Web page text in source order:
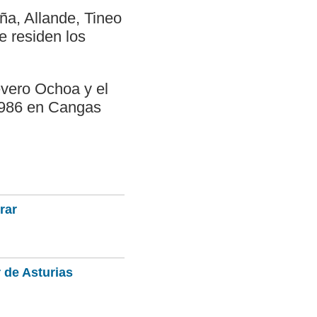
Allande, Tineo
residen los
Ochoa y el
en Cangas
de Asturias